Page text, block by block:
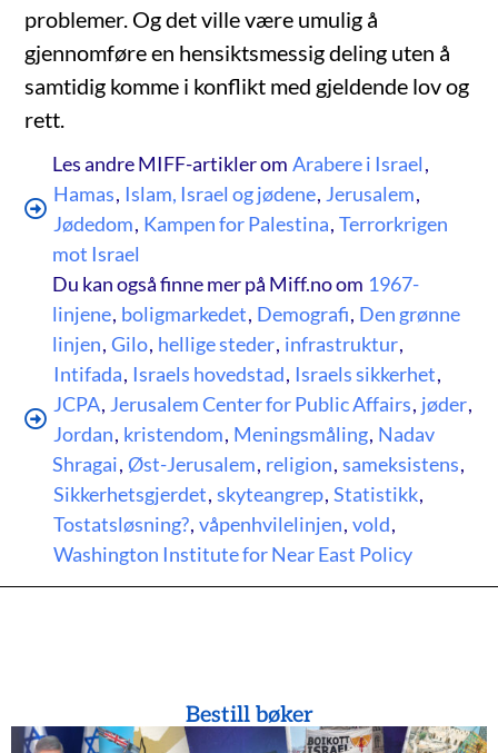
problemer. Og det ville være umulig å
gjennomføre en hensiktsmessig deling uten å
samtidig komme i konflikt med gjeldende lov og
rett.
Les andre MIFF-artikler om Arabere i Israel,
Hamas, Islam, Israel og jødene, Jerusalem,
Jødedom, Kampen for Palestina, Terrorkrigen
mot Israel
Du kan også finne mer på Miff.no om 1967-
linjene, boligmarkedet, Demografi, Den grønne
linjen, Gilo, hellige steder, infrastruktur,
Intifada, Israels hovedstad, Israels sikkerhet,
JCPA, Jerusalem Center for Public Affairs, jøder,
Jordan, kristendom, Meningsmåling, Nadav
Shragai, Øst-Jerusalem, religion, sameksistens,
Sikkerhetsgjerdet, skyteangrep, Statistikk,
Tostatsløsning?, våpenhvilelinjen, vold,
Washington Institute for Near East Policy
Bestill bøker